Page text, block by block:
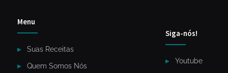
Menu
Suas Receitas
Quem Somos Nós
Siga-nós!
Youtube